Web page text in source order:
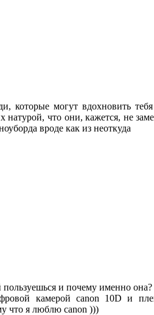
которые могут вдохновить
натурой, что они, кажется, не
вроде как из неоткуда
пользуешься и почему именно она?
камерой canon 10D и
что я люблю canon )))